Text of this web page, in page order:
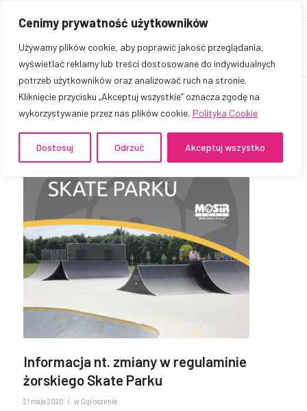
Cenimy prywatność użytkowników
Używamy plików cookie, aby poprawić jakość przeglądania,
wyświetlać reklamy lub treści dostosowane do indywidualnych
potrzeb użytkowników oraz analizować ruch na stronie.
Kliknięcie przycisku „Akceptuj wszystkie” oznacza zgodę na
wykorzystywanie przez nas plików cookie. Polityka Cookie
Dostosuj Odrzuć Akceptuj wszystko
Informacja nt. zmiany w regulaminie
żorskiego Skate Parku
21 maja 2020 / w Ogłoszenia